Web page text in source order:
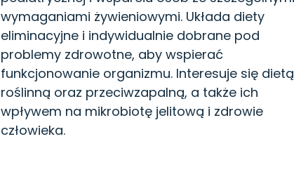
wymaganiami żywieniowymi. Układa diety
eliminacyjne i indywidualnie dobrane pod
problemy zdrowotne, aby wspierać
funkcjonowanie organizmu. Interesuje się dietą
roślinną oraz przeciwzapalną, a także ich
wpływem na mikrobiotę jelitową i zdrowie
człowieka.